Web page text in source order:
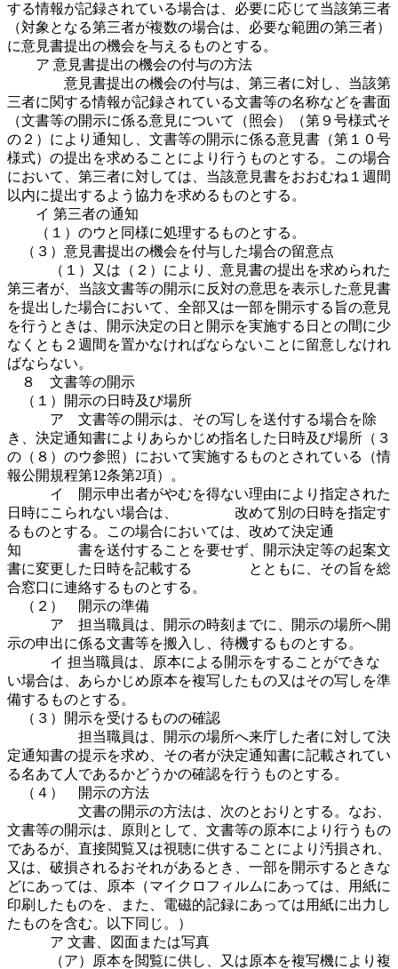
する情報が記録されている場合は、必要に応じて当該第三者
（対象となる第三者が複数の場合は、必要な範囲の第三者）
に意見書提出の機会を与えるものとする。
ア 意見書提出の機会の付与の方法
意見書提出の機会の付与は、第三者に対し、当該第
三者に関する情報が記録されている文書等の名称などを書面
（文書等の開示に係る意見について（照会）（第９号様式そ
の２）により通知し、文書等の開示に係る意見書（第１０号
様式）の提出を求めることにより行うものとする。この場合
において、第三者に対しては、当該意見書をおおむね１週間
以内に提出するよう協力を求めるものとする。
イ 第三者の通知
（１）のウと同様に処理するものとする。
（３）意見書提出の機会を付与した場合の留意点
（１）又は（２）により、意見書の提出を求められた
第三者が、当該文書等の開示に反対の意思を表示した意見書
を提出した場合において、全部又は一部を開示する旨の意見
を行うときは、開示決定の日と開示を実施する日との間に少
なくとも２週間を置かなければならないことに留意しなけれ
ばならない。
８ 文書等の開示
（１）開示の日時及び場所
ア 文書等の開示は、その写しを送付する場合を除
き、決定通知書によりあらかじめ指名した日時及び場所（３
の（８）のウ参照）において実施するものとされている（情
報公開規程第12条第2項）。
イ 開示申出者がやむを得ない理由により指定された
日時にこられない場合は、 改めて別の日時を指定す
るものとする。この場合においては、改めて決定通
知 書を送付することを要せず、開示決定等の起案文
書に変更した日時を記載する とともに、その旨を総
合窓口に連絡するものとする。
（２） 開示の準備
ア 担当職員は、開示の時刻までに、開示の場所へ開
示の申出に係る文書等を搬入し、待機するものとする。
イ 担当職員は、原本による開示をすることができな
い場合は、あらかじめ原本を複写したもの又はその写しを準
備するものとする。
（３）開示を受けるものの確認
担当職員は、開示の場所へ来庁した者に対して決
定通知書の提示を求め、その者が決定通知書に記載されてい
る名あて人であるかどうかの確認を行うものとする。
（４） 開示の方法
文書の開示の方法は、次のとおりとする。なお、
文書等の開示は、原則として、文書等の原本により行うもの
であるが、直接閲覧又は視聴に供することにより汚損され、
又は、破損されるおそれがあるとき、一部を開示するときな
どにあっては、原本（マイクロフィルムにあっては、用紙に
印刷したものを、また、電磁的記録にあっては用紙に出力し
たものを含む。以下同じ。）
ア 文書、図面または写真
（ア）原本を閲覧に供し、又は原本を複写機により複